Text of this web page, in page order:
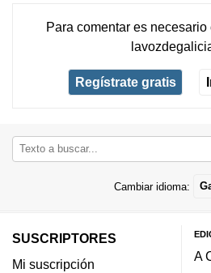
Para comentar es necesario
Regístrate gratis
Cambiar idioma:
SUSCRIPTORES
Mi suscripción
A